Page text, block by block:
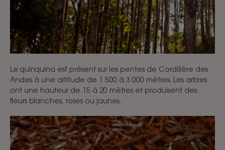
Le quinquina est présent sur les pentes de Cordillère des
Andes à une altitude de 1 500 à 3 000 mètres. Les arbres
ont une hauteur de 15 à 20 mètres et produisent des
fleurs blanches, roses ou jaunes.